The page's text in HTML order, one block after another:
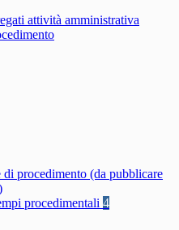
attività amministrativa
procedimento (da pubblicare
procedimentali 4